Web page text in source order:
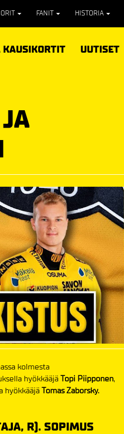
FANIT HISTORIA
KAUSIKORTIT UUTISET
kolmesta
hyökkääjäTopi Piipponen,
hyökkääjäTomas Zaborsky.
R). SOPIMUS